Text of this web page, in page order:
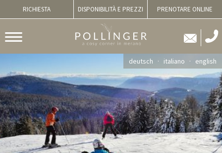
RICHIESTA DISPONIBILITÀ E PREZZI PRENOTARE ONLINE
deutsch italiano english